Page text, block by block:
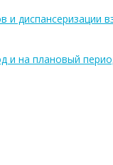
диспансеризации
и на плановый